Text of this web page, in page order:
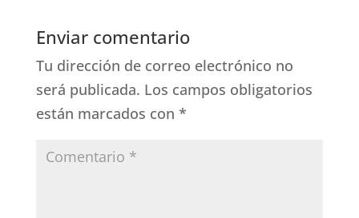
Enviar comentario
Tu dirección de correo electrónico no
será publicada. Los campos obligatorios
están marcados con *